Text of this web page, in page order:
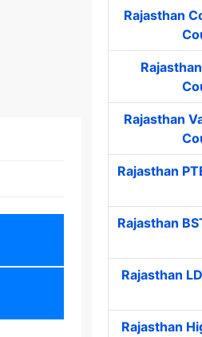
Rajasthan
Rajasthan
Rajasthan
Rajasthan
Rajasthan
Rajasthan